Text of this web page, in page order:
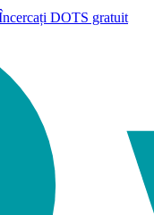
DOTS gratuit